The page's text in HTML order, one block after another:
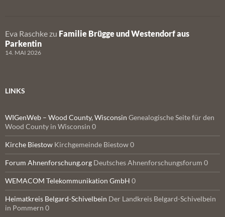
Eva Raschke zu Familie Brügge und Westendorf aus
Parkentin
14. MAI 2026
LINKS
WIGenWeb – Wood County, Wisconsin Genealogische Seite für den
Wood County in Wisconsin 0
Kirche Biestow Kirchgemeinde Biestow 0
Forum Ahnenforschung.org Deutsches Ahnenforschungsforum 0
WEMACOM Telekommunikation GmbH 0
Heimatkreis Belgard-Schivelbein Der Landkreis Belgard-Schivelbein
in Pommern 0